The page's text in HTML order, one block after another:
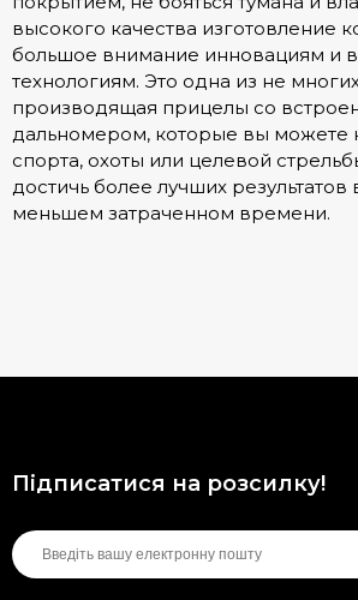
высокого качества изготовление
большое внимание инновациям и
технологиям. Это одна из не
производящая прицелы со
дальномером, которые вы можете
спорта, охоты или целевой
достичь более лучших результатов
меньшем затраченном времени.
Підписатися на розсилку!